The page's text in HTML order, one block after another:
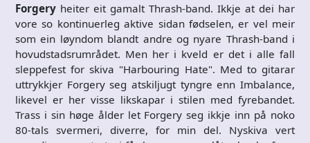
Forgery heiter eit gamalt Thrash-band. Ikkje at dei har
vore so kontinuerleg aktive sidan fødselen, er vel meir
som ein løyndom blandt andre og nyare Thrash-band i
hovudstadsrumrådet. Men her i kveld er det i alle fall
sleppefest for skiva "Harbouring Hate". Med to gitarar
uttrykkjer Forgery seg atskiljugt tyngre enn Imbalance,
likevel er her visse likskapar i stilen med fyrebandet.
Trass i sin høge ålder let Forgery seg ikkje inn på noko
80-tals svermeri, diverre, for min del. Nyskiva vert